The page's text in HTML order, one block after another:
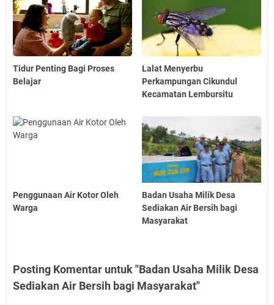
Tidur Penting Bagi Proses
Belajar
Lalat Menyerbu
Perkampungan Cikundul
Kecamatan Lembursitu
Penggunaan Air Kotor Oleh
Warga
Badan Usaha Milik Desa
Sediakan Air Bersih bagi
Masyarakat
Posting Komentar untuk "Badan Usaha Milik Desa
Sediakan Air Bersih bagi Masyarakat"